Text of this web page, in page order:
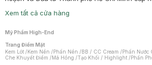
Xem tất cả cửa hàng
Mỹ Phẩm High-End
Trang Điểm Mặt
Kem Lót /Kem Nền /Phấn Nền /BB / CC Cream /Phấn Nước
Che Khuyết Điểm /Má Hồng /Tạo Khối / Highlight /Phấn